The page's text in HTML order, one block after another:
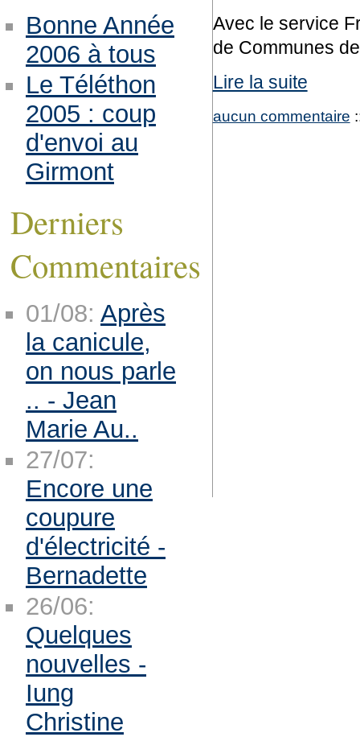
Avec le service
de Communes
Lire la suite
aucun commentaire
Bonne Année
2006 à tous
Le Téléthon
2005 : coup
d'envoi au
Girmont
Derniers
Commentaires
01/08: Après
la canicule,
on nous parle
.. - Jean
Marie Au..
27/07:
Encore une
coupure
d'électricité -
Bernadette
26/06:
Quelques
nouvelles -
Iung
Christine